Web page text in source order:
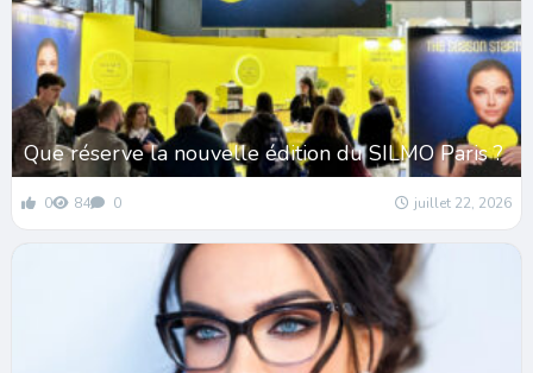
Que réserve la nouvelle édition du SILMO Paris ?
0 84 0 juillet 22, 2026